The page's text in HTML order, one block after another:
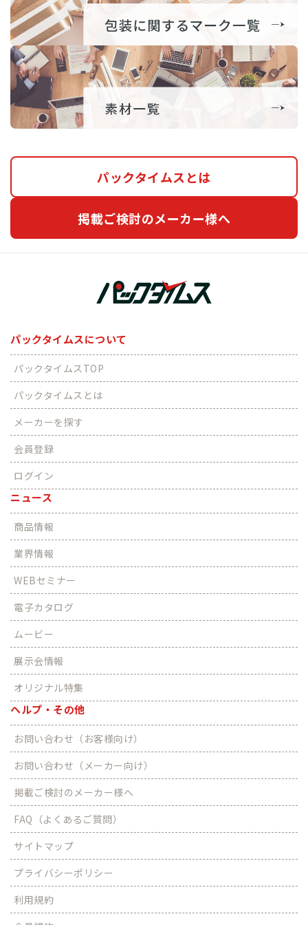
パックタイムスとは
掲載ご検討のメーカー様へ
パックタイムスについて
パックタイムスTOP
パックタイムスとは
メーカーを探す
会員登録
ログイン
ニュース
商品情報
業界情報
WEBセミナー
電子カタログ
ムービー
展示会情報
オリジナル特集
ヘルプ・その他
お問い合わせ（お客様向け）
お問い合わせ（メーカー向け）
掲載ご検討のメーカー様へ
FAQ（よくあるご質問）
サイトマップ
プライバシーポリシー
利用規約